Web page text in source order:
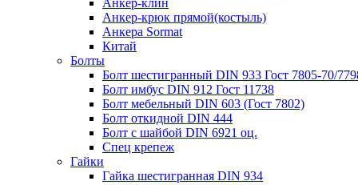
Анкер-клин
Анкер-крюк прямой(костыль)
Анкера Sormat
Китай
Болты
Болт шестигранный DIN 933 Гост 7805-70/
Болт имбус DIN 912 Гост 11738
Болт мебельный DIN 603 (Гост 7802)
Болт откидной DIN 444
Болт с шайбой DIN 6921 оц.
Спец крепеж
Гайки
Гайка шестигранная DIN 934